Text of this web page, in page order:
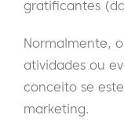
gratificantes
Normalmente,
atividades ou
conceito se
marketing.